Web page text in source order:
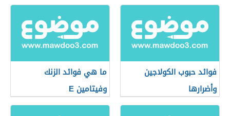
فوائد حبوب الكولاجين
وأضرارها
ما هي فوائد الزنك
وفيتامين E